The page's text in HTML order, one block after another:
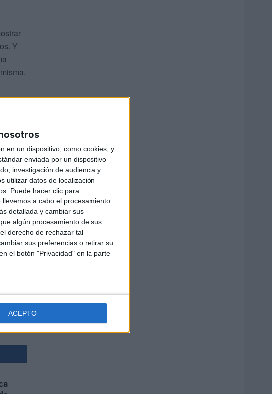
en un dispositivo, como cookies, y
enviada por un dispositivo
investigación de audiencia y
utilizar datos de localización
Puede hacer clic para
a cabo el procesamiento
detallada y cambiar sus
algún procesamiento de sus
derecho de rechazar tal
sus preferencias o retirar su
el botón "Privacidad" en la parte
ACEPTO
Y
no se
de